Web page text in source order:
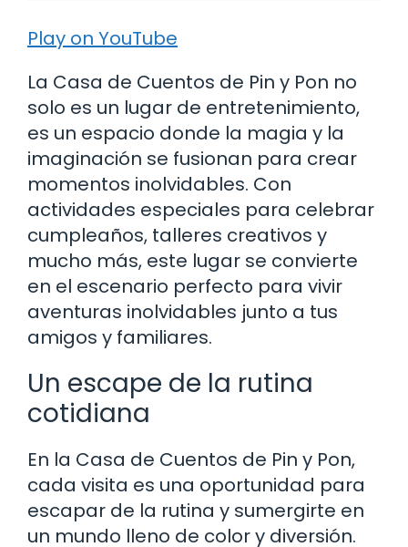
Play on YouTube
La Casa de Cuentos de Pin y Pon no
solo es un lugar de entretenimiento,
es un espacio donde la magia y la
imaginación se fusionan para crear
momentos inolvidables. Con
actividades especiales para celebrar
cumpleaños, talleres creativos y
mucho más, este lugar se convierte
en el escenario perfecto para vivir
aventuras inolvidables junto a tus
amigos y familiares.
Un escape de la rutina
cotidiana
En la Casa de Cuentos de Pin y Pon,
cada visita es una oportunidad para
escapar de la rutina y sumergirte en
un mundo lleno de color y diversión.